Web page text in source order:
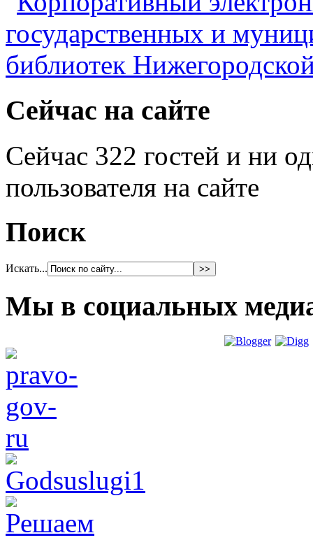
Сейчас на сайте
Сейчас 322 гостей и ни
пользователя на сайте
Поиск
Искать...
Мы в социальных